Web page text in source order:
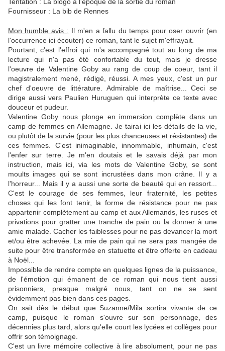
Fournisseur : La bib de Rennes
Mon humble avis : Il m'en a fallu du temps pour oser ouvrir (en
l'occurrence ici écouter) ce roman, tant le sujet m'effrayait.
Pourtant, c'est l'effroi qui m'a accompagné tout au long de ma
lecture qui n'a pas été confortable du tout, mais je dresse
l'oeuvre de Valentine Goby au rang de coup de coeur, tant il
magistralement mené, rédigé, réussi. A mes yeux, c'est un pur
chef d'oeuvre de littérature. Admirable de maîtrise... Ceci se
dirige aussi vers Paulien Huruguen qui interprète ce texte avec
douceur et pudeur.
Valentine Goby nous plonge en immersion complète dans un
camp de femmes en Allemagne. Je tairai ici les détails de la vie,
ou plutôt de la survie (pour les plus chanceuses et résistantes) de
ces femmes. C'est inimaginable, innommable, inhumain, c'est
l'enfer sur terre. Je m'en doutais et le savais déjà par mon
instruction, mais ici, via les mots de Valentine Goby, se sont
moults images qui se sont incrustées dans mon crâne. Il y a
l'horreur... Mais il y a aussi une sorte de beauté qui en ressort...
C'est le courage de ses femmes, leur fraternité, les petites
choses qui les font tenir, la forme de résistance pour ne pas
appartenir complètement au camp et aux Allemands, les ruses et
privations pour gratter une tranche de pain ou la donner à une
amie malade. Cacher les faiblesses pour ne pas devancer la mort
et/ou être achevée. La mie de pain qui ne sera pas mangée de
suite pour être transformée en statuette et être offerte en cadeau
à Noël...
Impossible de rendre compte en quelques lignes de la puissance,
de l'émotion qui émanent de ce roman qui nous tient aussi
prisonniers, presque malgré nous, tant on ne se sent
évidemment pas bien dans ces pages.
On sait dès le début que Suzanne/Mila sortira vivante de ce
camp, puisque le roman s'ouvre sur son personnage, des
décennies plus tard, alors qu'elle court les lycées et collèges pour
offrir son témoignage.
C'est un livre mémoire collective à lire absolument, pour ne pas